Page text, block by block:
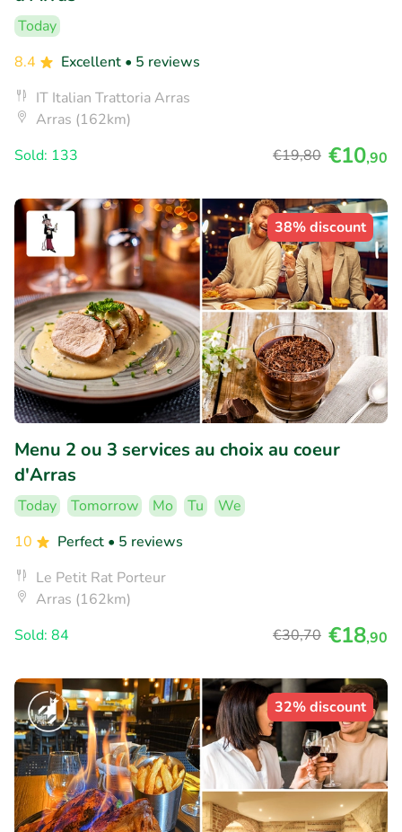
Today
8.4
Excellent • 5 reviews
IT Italian Trattoria Arras
Arras (162km)
Sold: 133
€19,80 €10,90
38% discount
Menu 2 ou 3 services au choix au coeur
d'Arras
Today Tomorrow Mo Tu
We
10
Perfect • 5 reviews
Le Petit Rat Porteur
Arras (162km)
Sold: 84
€30,70 €18,90
32% discount